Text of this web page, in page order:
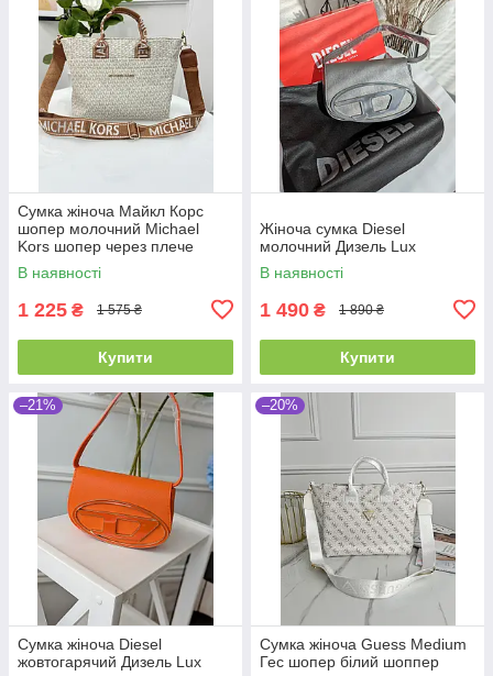
Сумка жіноча Майкл Корс
шопер молочний Michael
Kors шопер через плече
В наявності
1 225 ₴ 1 575 ₴
Купити
Жіноча сумка Diesel
молочний Дизель Lux
В наявності
1 490 ₴ 1 890 ₴
Купити
–21%
Сумка жіноча Diesel
жовтогарячий Дизель Lux
–20%
Сумка жіноча Guess Medium
Гес шопер білий шоппер